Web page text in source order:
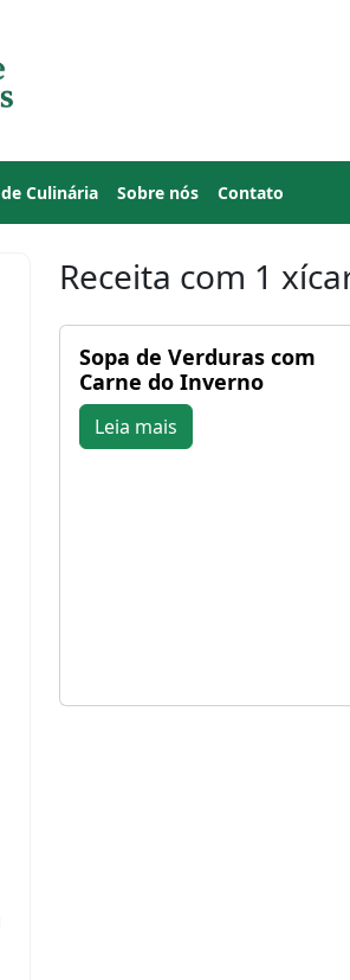
Culinária Sobre nós Contato
Receita com 1
Sopa de Verduras com
Carne do Inverno
Leia mais